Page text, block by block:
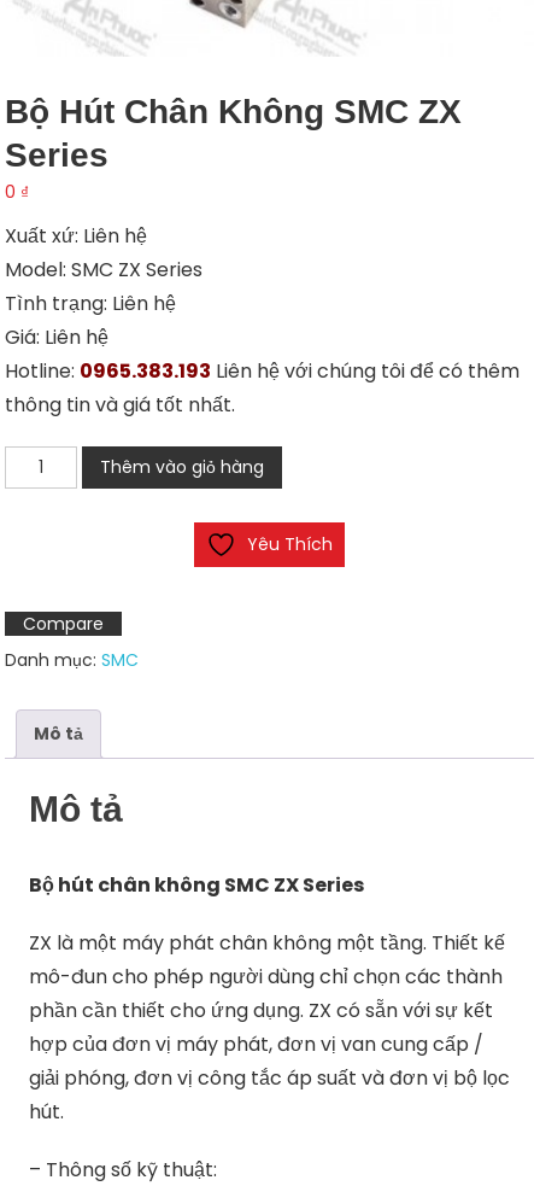
Bộ Hút Chân Không SMC ZX
Series
0 ₫
Xuất xứ: Liên hệ
Model: SMC ZX Series
Tình trạng: Liên hệ
Giá: Liên hệ
Hotline: 0965.383.193 Liên hệ với chúng tôi để có thêm
thông tin và giá tốt nhất.
hút
ZX
Series
số
Thêm vào giỏ hàng
Yêu Thích
Compare
Danh mục:SMC
Mô tả
Mô tả
Bộ hút chân không SMC ZX Series
ZX là một máy phát chân không một tầng. Thiết kế
mô-đun cho phép người dùng chỉ chọn các thành
phần cần thiết cho ứng dụng. ZX có sẵn với sự kết
hợp của đơn vị máy phát, đơn vị van cung cấp /
giải phóng, đơn vị công tắc áp suất và đơn vị bộ lọc
hút.
– Thông số kỹ thuật: